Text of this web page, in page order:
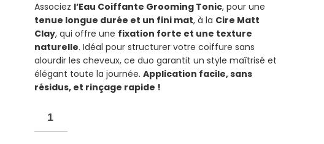
Associez l’Eau Coiffante Grooming Tonic, pour une
tenue longue durée et un fini mat, à la Cire Matt
Clay, qui offre une fixation forte et une texture
naturelle. Idéal pour structurer votre coiffure sans
alourdir les cheveux, ce duo garantit un style maîtrisé et
élégant toute la journée. Application facile, sans
résidus, et rinçage rapide !